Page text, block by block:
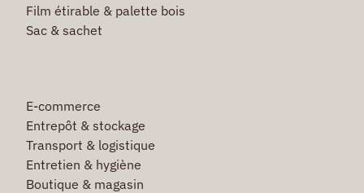
Film étirable & palette bois
Sac & sachet
E-commerce
Entrepôt & stockage
Transport & logistique
Entretien & hygiène
Boutique & magasin